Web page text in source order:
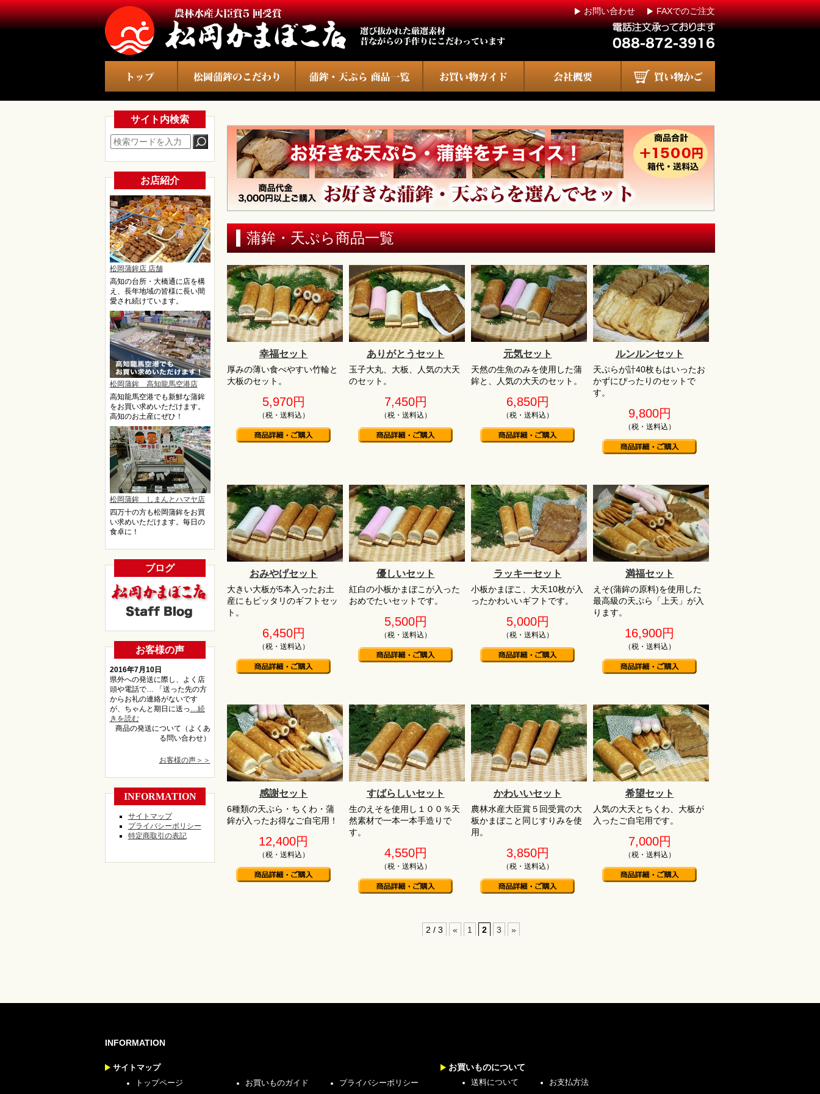
FAXでのご注文
お問い合わせ
蒲鉾・天ぷら商品一覧
幸福セット
厚みの薄い食べやすい竹輪と
大板のセット。
5,970円
（税・送料込）
ありがとうセット
玉子大丸、大板、人気の大天
のセット。
7,450円
（税・送料込）
元気セット
天然の生魚のみを使用した蒲
鉾と、人気の大天のセット。
6,850円
（税・送料込）
ルンルンセット
天ぷらが計40枚もはいったお
かずにぴったりのセットで
す。
9,800円
（税・送料込）
おみやげセット
大きい大板が5本入ったお土
産にもピッタリのギフトセッ
ト。
6,450円
（税・送料込）
優しいセット
紅白の小板かまぼこが入った
おめでたいセットです。
5,500円
（税・送料込）
ラッキーセット
小板かまぼこ、大天10枚が入
ったかわいいギフトです。
5,000円
（税・送料込）
満福セット
えそ(蒲鉾の原料)を使用した
最高級の天ぷら「上天」が入
ります。
16,900円
（税・送料込）
感謝セット
6種類の天ぷら・ちくわ・蒲
鉾が入ったお得なご自宅用！
12,400円
（税・送料込）
すばらしいセット
生のえそを使用し１００％天
然素材で一本一本手造りで
す。
4,550円
（税・送料込）
かわいいセット
農林水産大臣賞５回受賞の大
板かまぼこと同じすりみを使
用。
3,850円
（税・送料込）
希望セット
人気の大天とちくわ、大板が
入ったご自宅用です。
7,000円
（税・送料込）
2 / 3 « 1 2 3 »
サイト内検索
お店紹介
松岡蒲鉾店 店舗
高知の台所・大橋通に店を構
え、長年地域の皆様に長い間
愛され続けています。
松岡蒲鉾 高知龍馬空港店
高知龍馬空港でも新鮮な蒲鉾
をお買い求めいただけます。
高知のお土産にぜひ！
松岡蒲鉾 しまんとハマヤ店
四万十の方も松岡蒲鉾をお買
い求めいただけます。毎日の
食卓に！
ブログ
お客様の声
2016年7月10日
県外への発送に際し、よく店
頭や電話で… 「送った先の方
からお礼の連絡がないです
が、ちゃんと期日に送っ…続
きを読む
商品の発送について（よくあ
る問い合わせ）
お客様の声＞＞
INFORMATION
サイトマップ
プライバシーポリシー
特定商取引の表記
INFORMATION
サイトマップ
トップページ
お買いものガイド
プライバシーポリシー
お買いものについて
送料について お支払方法